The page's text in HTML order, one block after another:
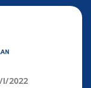
I/2022